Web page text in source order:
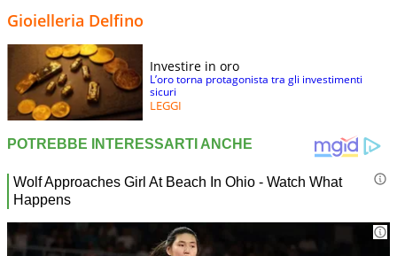
Gioielleria Delfino
Investire in oro
L’oro torna protagonista tra gli investimenti
sicuri
LEGGI